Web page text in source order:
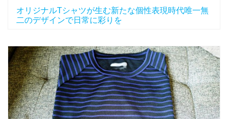
オリジナルTシャツが生む新たな個性表現時代唯一無
二のデザインで日常に彩りを